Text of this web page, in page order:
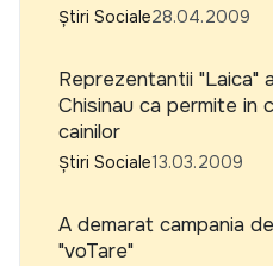
Știri Sociale28.04.2009
Reprezentantii "Laica"
Chisinau ca permite in
cainilor
Știri Sociale13.03.2009
A demarat campania
"voTare"